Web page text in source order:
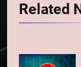
Related